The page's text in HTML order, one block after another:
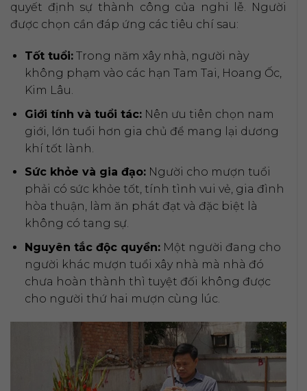
quyết định sự thành công của nghi lễ. Người
được chọn cần đáp ứng các tiêu chí sau:
Tốt tuổi:Trong năm xây nhà, người này
không phạm vào các hạn Tam Tai, Hoang Ốc,
Kim Lâu.
Giới tính và tuổi tác:Nên ưu tiên chọn nam
giới, lớn tuổi hơn gia chủ để mang lại dương
khí tốt lành.
Sức khỏe và gia đạo:Người cho mượn tuổi
phải có sức khỏe tốt, tính tình vui vẻ, gia đình
hòa thuận, làm ăn phát đạt và đặc biệt là
không có tang sự.
Nguyên tắc độc quyền:Một người đang cho
người khác mượn tuổi xây nhà mà nhà đó
chưa hoàn thành thì tuyệt đối không được
cho người thứ hai mượn cùng lúc.